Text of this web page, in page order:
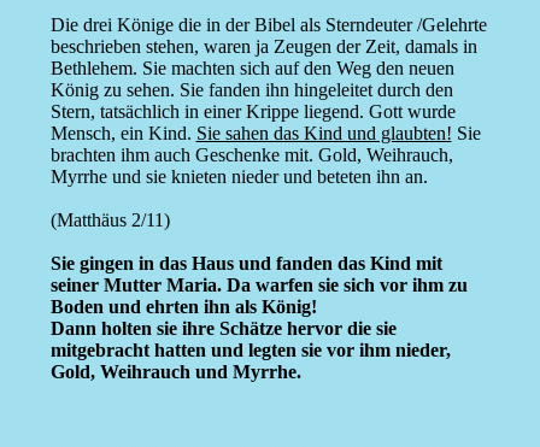
Die drei Könige die in der Bibel als Sterndeuter /Gelehrte
beschrieben stehen, waren ja Zeugen der Zeit, damals in
Bethlehem. Sie machten sich auf den Weg den neuen
König zu sehen. Sie fanden ihn hingeleitet durch den
Stern, tatsächlich in einer Krippe liegend. Gott wurde
Mensch, ein Kind. Sie sahen das Kind und glaubten! Sie
brachten ihm auch Geschenke mit. Gold, Weihrauch,
Myrrhe und sie knieten nieder und beteten ihn an.
(Matthäus 2/11)
Sie gingen in das Haus und fanden das Kind mit
seiner Mutter Maria. Da warfen sie sich vor ihm zu
Boden und ehrten ihn als König!
Dann holten sie ihre Schätze hervor die sie
mitgebracht hatten und legten sie vor ihm nieder,
Gold, Weihrauch und Myrrhe.